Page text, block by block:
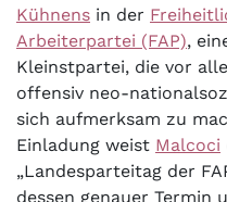
Kühnens in der
Arbeiterpartei (FAP),
Kleinstpartei, die vor
offensiv neo-
sich aufmerksam zu
Einladung weist Malcoci
„Landesparteitag der
dessen genauer Termin